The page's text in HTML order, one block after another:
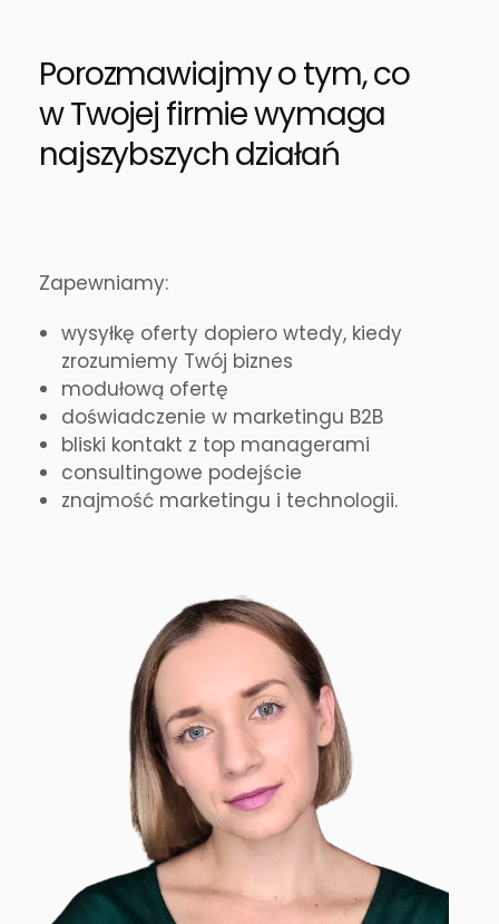
Porozmawiajmy o tym, co
w Twojej firmie wymaga
najszybszych działań
Zapewniamy:
wysyłkę oferty dopiero wtedy, kiedy
zrozumiemy Twój biznes
modułową ofertę
doświadczenie w marketingu B2B
bliski kontakt z top managerami
consultingowe podejście
znajmość marketingu i technologii.